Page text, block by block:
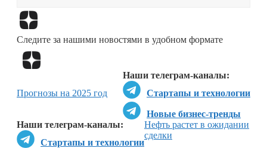
Следите за нашими новостями в удобном формате
Наши телеграм-каналы:
Стартапы и технологии
Новые бизнес-тренды
Наши телеграм-каналы:
Стартапы и технологии
Прогнозы на 2025 год
Нефть растет в ожидании
сделки